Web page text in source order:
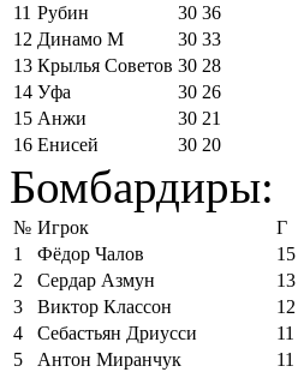
11 Рубин 30 36
12 Динамо М 30 33
13 Крылья Советов 30 28
14 Уфа 30 26
15 Анжи 30 21
16 Енисей 30 20
Бомбардиры:
№ Игрок
Г
1
Фёдор Чалов
15
2
Сердар Азмун
13
3
Виктор Классон
12
4
Себастьян Дриусси
11
5
Антон Миранчук 11